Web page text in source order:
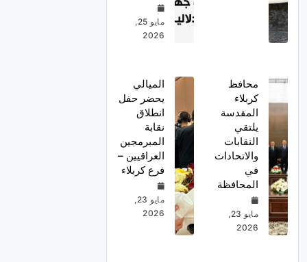
مايو 25,
2026
محافظ
كربلاء
المقدسة
يلتقي
النقابات
والاتحادات
في
المحافظة
مايو 23,
2026
الميالي
يحضر حفل
انطلاق
نقابة
المبرمجين
العراقيين –
فرع كربلاء
مايو 23,
2026